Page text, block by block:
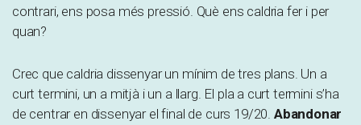
contrari, ens posa més pressió. Què ens caldria fer i per
quan?
Crec que caldria dissenyar un mínim de tres plans. Un a
curt termini, un a mitjà i un a llarg. El pla a curt termini s’ha
de centrar en dissenyar el final de curs 19/20. Abandonar